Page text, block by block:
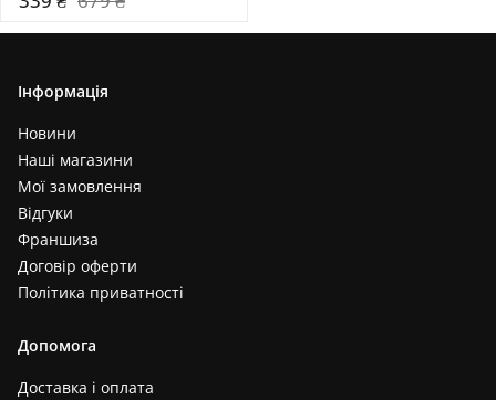
Інформація
Новини
Наші магазини
Мої замовлення
Відгуки
Франшиза
Договір оферти
Політика приватності
Допомога
Доставка і оплата